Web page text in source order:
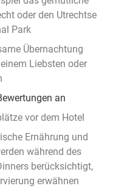
oder den Utrechtse
Park
Übernachtung
Liebsten oder
an
vor dem Hotel
Ernährung und
während des
berücksichtigt,
erwähnen